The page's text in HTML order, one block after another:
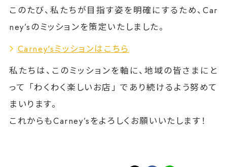
このたび、私たちが目指す姿を明確にするため、Car
ney’sのミッションを策定いたしました。
Carney'sミッションはこちら
私たちは、このミッションを軸に、地域の皆さまにと
って 「わくわく楽しいお店」 であり続けるよう努めて
まいります。
これからもCarney’sをよろしくお願いいたします！